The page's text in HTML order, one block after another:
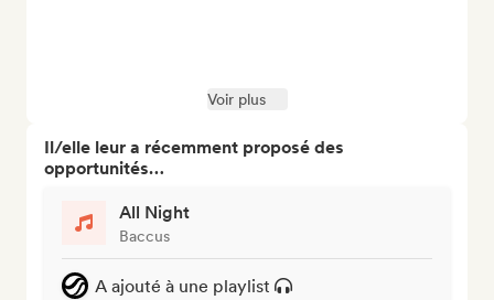
Voir plus
Il/elle leur a récemment proposé des
opportunités…
All Night
Baccus
A ajouté à une playlist